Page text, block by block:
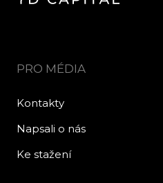
PRO MÉDIA
Kontakty
Napsali o nás
Ke stažení